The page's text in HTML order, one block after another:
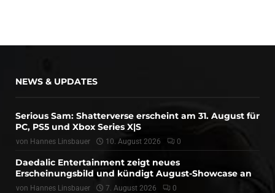
NEWS & UPDATES
Serious Sam: Shatterverse erscheint am 31. August für
PC, PS5 und Xbox Series X|S
von Hannes Linsbauer 10. August 2026 0
Daedalic Entertainment zeigt neues
Erscheinungsbild und kündigt August-Showcase an
von Hannes Linsbauer 7. August 2026 0